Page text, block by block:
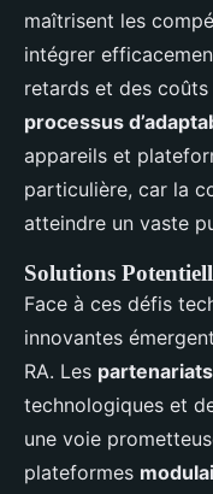
maîtrisent les
intégrer
retards et des
processus
appareils et
particulière, car la
atteindre un vaste
Solutions
Face à ces défis
innovantes
RA. Les partenariats
technologiques et
une voie
plateformes